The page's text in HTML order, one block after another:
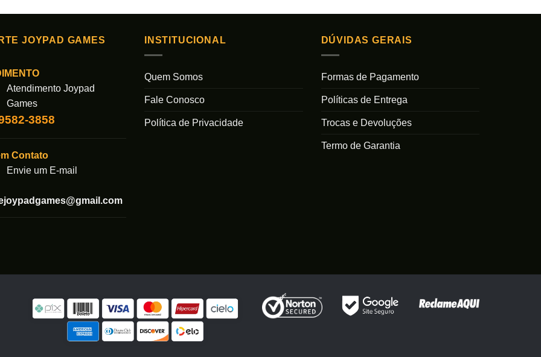
tem
variantes.
JOYPAD GAMES
Atendimento Joypad
Games
3858
Contato
Envie um E-mail
INSTITUCIONAL
Quem Somos
Fale Conosco
Política de Privacidade
DÚVIDAS GERAIS
Formas de Pagamento
Políticas de Entrega
Trocas e Devoluções
Termo de Garantia